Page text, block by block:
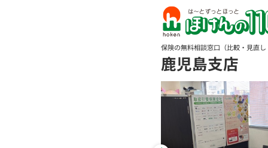
保険の無料相談窓口（比較・見直
鹿児島支店